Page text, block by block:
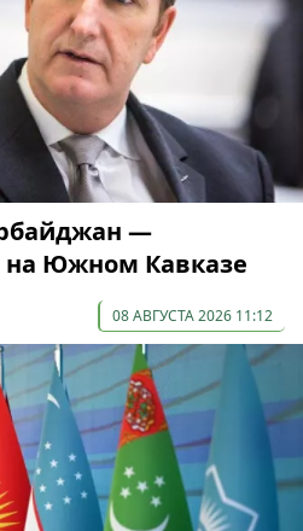
—
на Южном Кавказе
08 АВГУСТА 2026 11:12